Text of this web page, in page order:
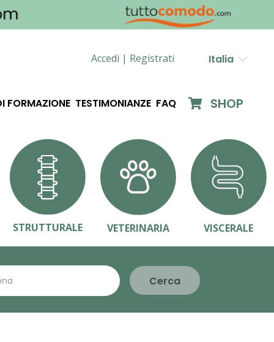
Accedi | Registrati Italia
FORMAZIONE TESTIMONIANZE FAQ SHOP
STRUTTURALE VETERINARIA VISCERALE
Cerca